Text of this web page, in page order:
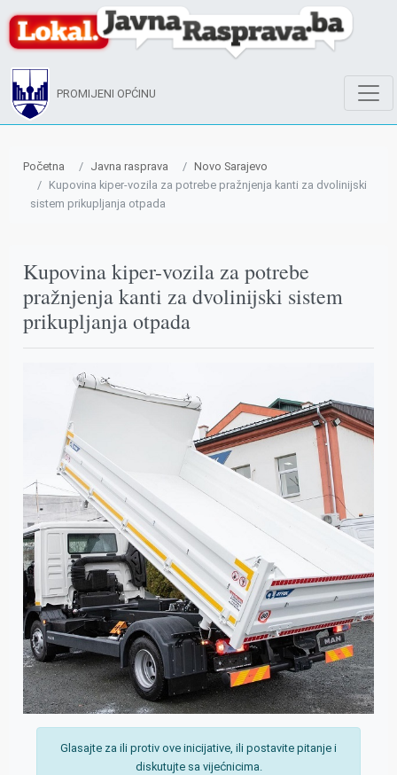
PROMIJENI OPĆINU
Početna Javna rasprava
Novo Sarajevo
Kupovina kiper-vozila za potrebe pražnjenja kanti za dvolinijski
sistem prikupljanja otpada
Kupovina kiper-vozila za potrebe
pražnjenja kanti za dvolinijski sistem
prikupljanja otpada
Glasajte za ili protiv ove inicijative, ili postavite pitanje i
diskutujte sa vijećnicima.